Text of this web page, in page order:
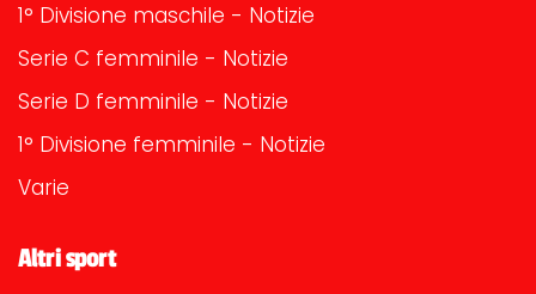
1° Divisione maschile - Notizie
Serie C femminile - Notizie
Serie D femminile - Notizie
1° Divisione femminile - Notizie
Varie
Altri sport